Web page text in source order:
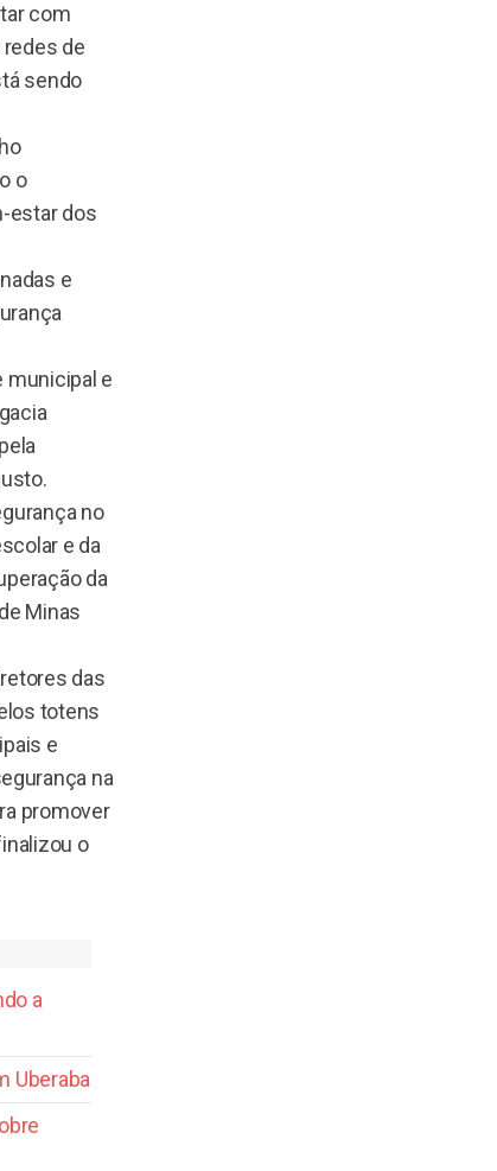
com
de
sendo
o
estar dos
e
municipal e
no
e da
da
Minas
das
totens
e
na
promover
o
a
Uberaba